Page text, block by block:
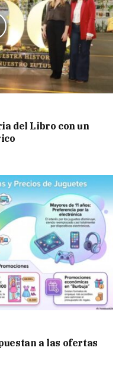
del Libro con un
a las ofertas